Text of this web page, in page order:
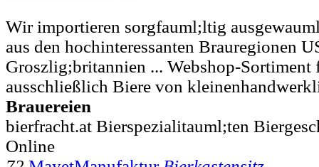
Wir importieren sorgfauml;ltig
aus den hochinteressanten Brauregionen
Groszlig;britannien ... Webshop-Sortiment
ausschließlich Biere von
Brauereien
bierfracht.at Bierspezialitauml;ten
Online